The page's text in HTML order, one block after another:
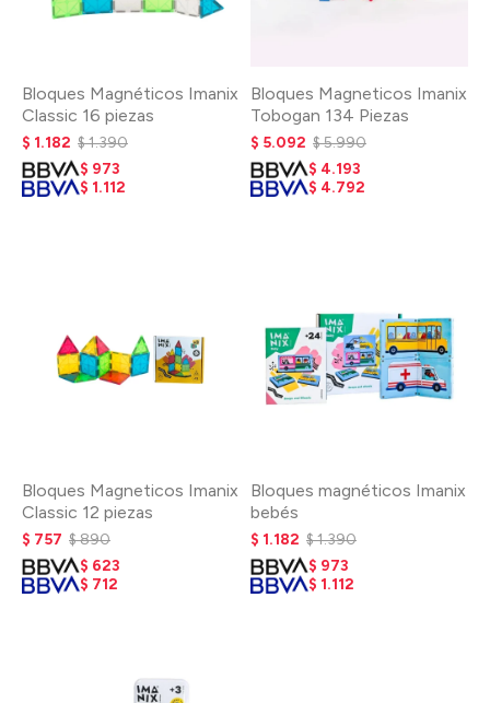
Bloques Magnéticos Imanix
Classic 16 piezas
$ 1.182 $1.390
$ 973
$ 1.112
Bloques Magneticos Imanix
Tobogan 134 Piezas
$ 5.092 $5.990
$ 4.193
$ 4.792
Bloques Magneticos Imanix
Classic 12 piezas
$ 757 $890
$ 623
$ 712
Bloques magnéticos Imanix
bebés
$ 1.182 $1.390
$ 973
$ 1.112